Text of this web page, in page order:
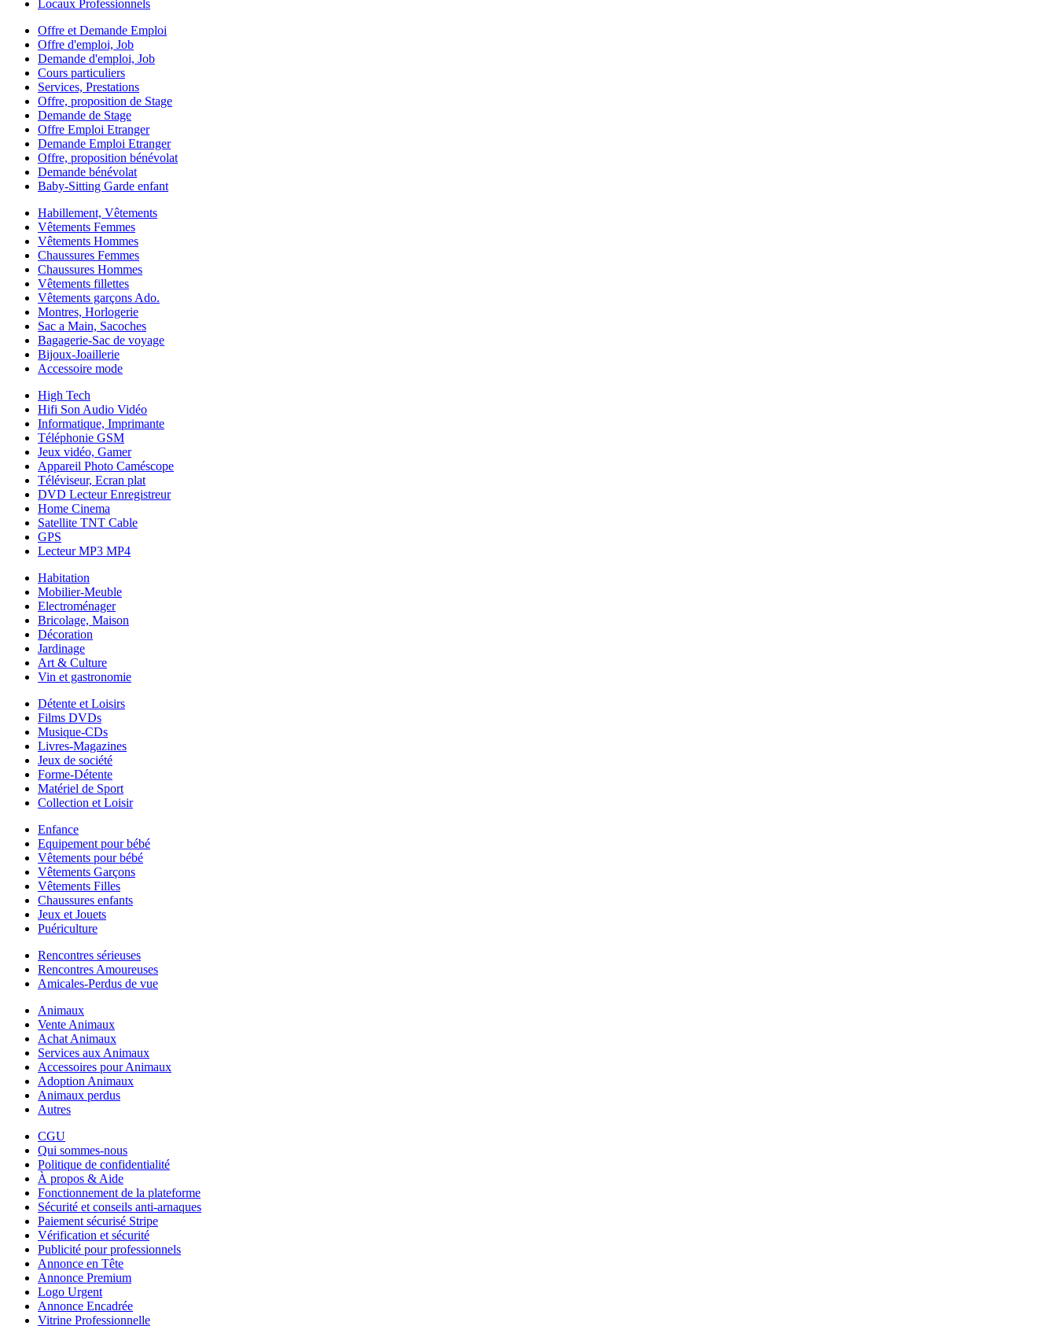
Locaux Professionnels
Offre et Demande Emploi
Offre d'emploi, Job
Demande d'emploi, Job
Cours particuliers
Services, Prestations
Offre, proposition de Stage
Demande de Stage
Offre Emploi Etranger
Demande Emploi Etranger
Offre, proposition bénévolat
Demande bénévolat
Baby-Sitting Garde enfant
Habillement, Vêtements
Vêtements Femmes
Vêtements Hommes
Chaussures Femmes
Chaussures Hommes
Vêtements fillettes
Vêtements garçons Ado.
Montres, Horlogerie
Sac a Main, Sacoches
Bagagerie-Sac de voyage
Bijoux-Joaillerie
Accessoire mode
High Tech
Hifi Son Audio Vidéo
Informatique, Imprimante
Téléphonie GSM
Jeux vidéo, Gamer
Appareil Photo Caméscope
Téléviseur, Ecran plat
DVD Lecteur Enregistreur
Home Cinema
Satellite TNT Cable
GPS
Lecteur MP3 MP4
Habitation
Mobilier-Meuble
Electroménager
Bricolage, Maison
Décoration
Jardinage
Art & Culture
Vin et gastronomie
Détente et Loisirs
Films DVDs
Musique-CDs
Livres-Magazines
Jeux de société
Forme-Détente
Matériel de Sport
Collection et Loisir
Enfance
Equipement pour bébé
Vêtements pour bébé
Vêtements Garçons
Vêtements Filles
Chaussures enfants
Jeux et Jouets
Puériculture
Rencontres sérieuses
Rencontres Amoureuses
Amicales-Perdus de vue
Animaux
Vente Animaux
Achat Animaux
Services aux Animaux
Accessoires pour Animaux
Adoption Animaux
Animaux perdus
Autres
CGU
Qui sommes-nous
Politique de confidentialité
À propos & Aide
Fonctionnement de la plateforme
Sécurité et conseils anti-arnaques
Paiement sécurisé Stripe
Vérification et sécurité
Publicité pour professionnels
Annonce en Tête
Annonce Premium
Logo Urgent
Annonce Encadrée
Vitrine Professionnelle